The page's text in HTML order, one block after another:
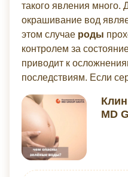
MD
такого явления много.
окрашивание вод
этом случае роды
контролем за
приводит к
последствиям. Если